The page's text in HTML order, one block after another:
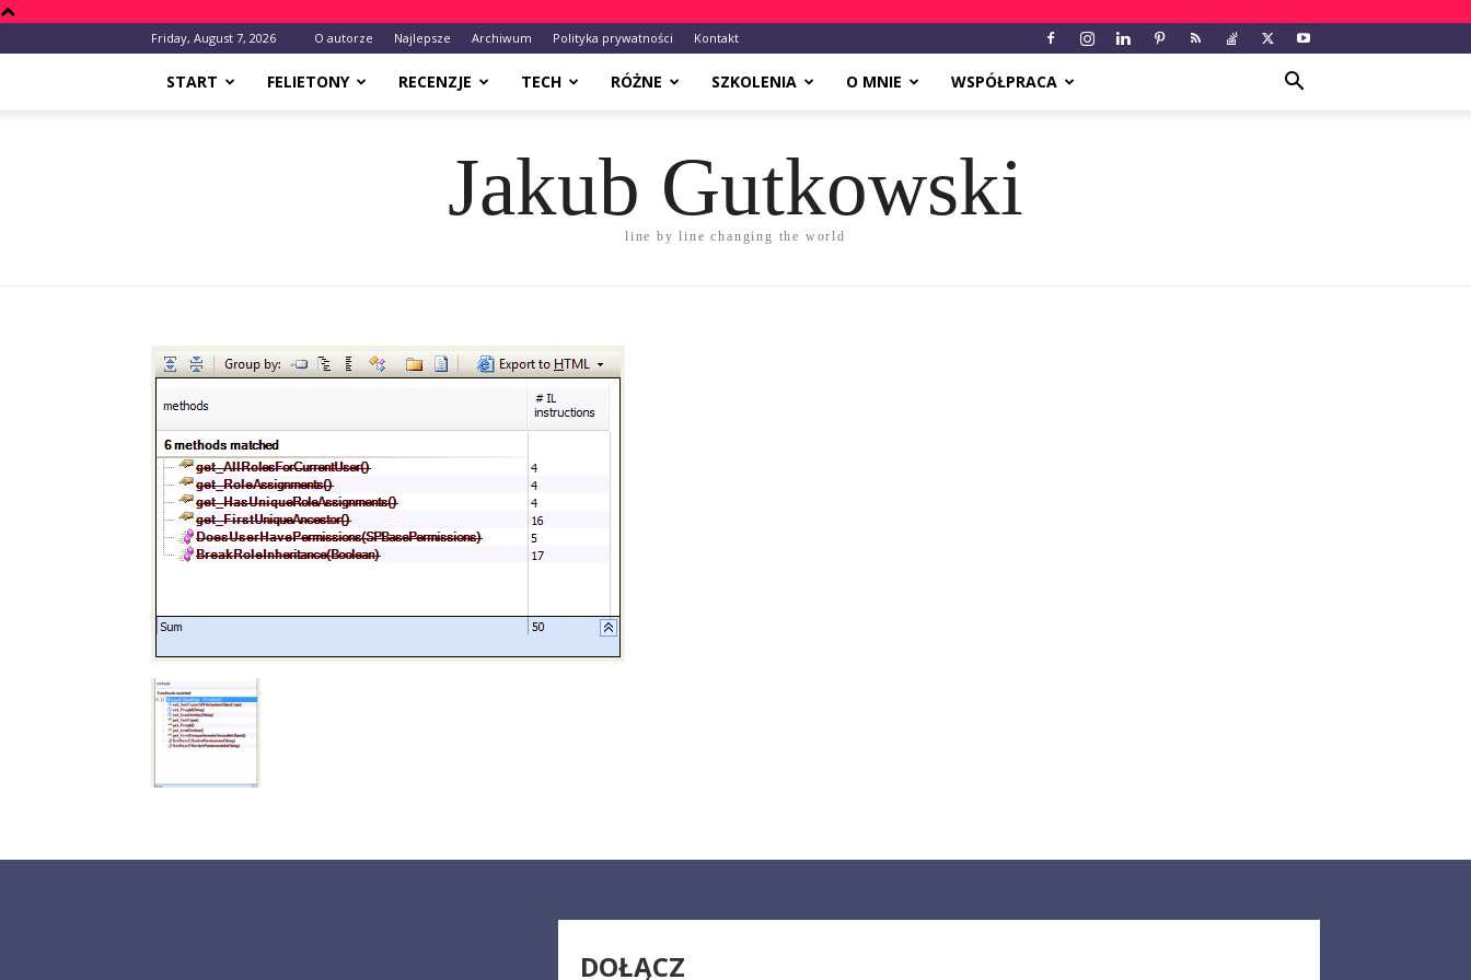
Friday, August 7, 2026 O autorze Najlepsze Archiwum Polityka prywatności Kontakt
START FELIETONY RECENZJE TECH RÓŻNE SZKOLENIA O MNIE WSPÓŁPRACA
Jakub Gutkowski
line by line changing the world
DOŁĄCZ